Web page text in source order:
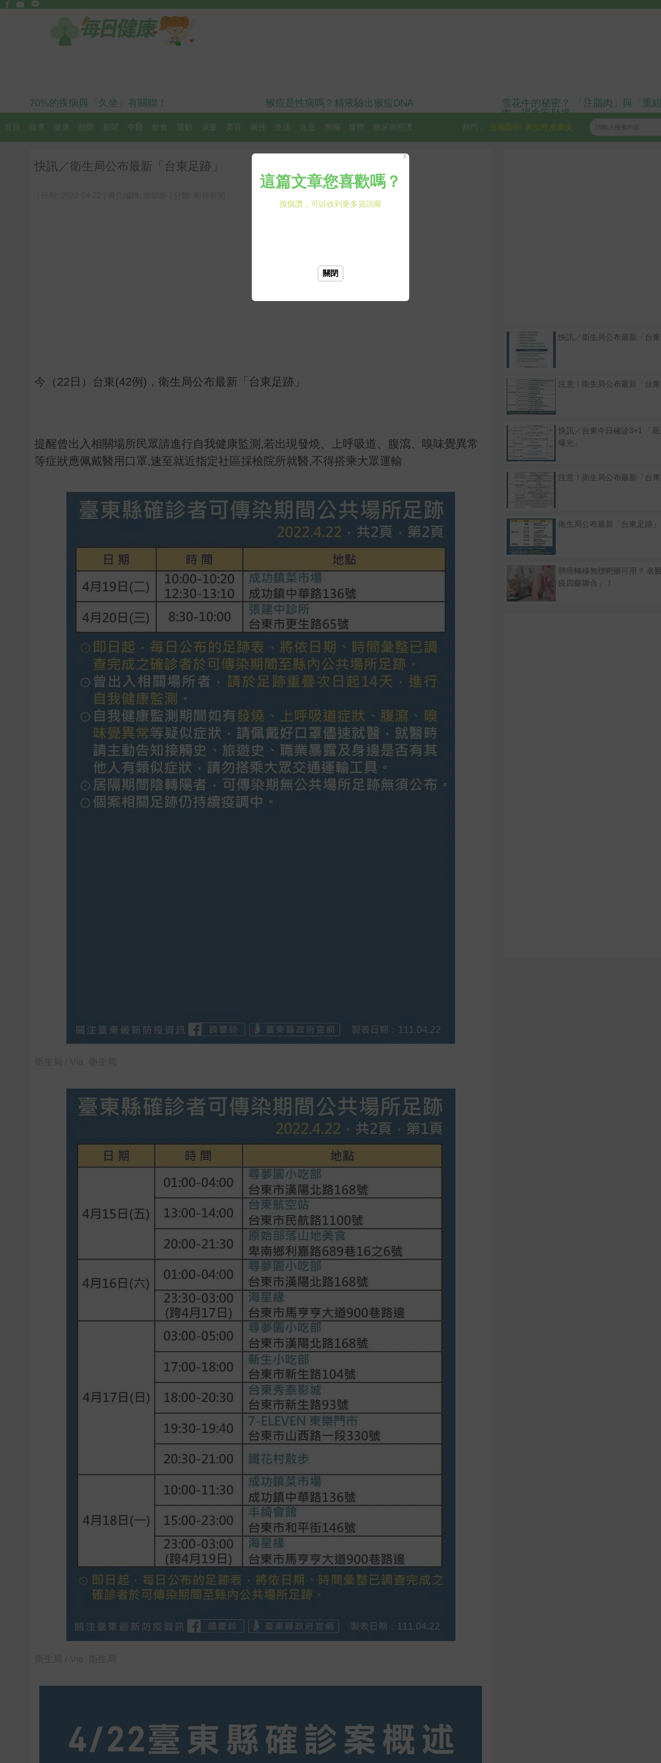
70%的疾病與「久坐」有關聯！ 猴痘是性病嗎？精液驗出猴痘DNA
雪花牛的秘密？ 「注脂肉」與「重
肉」揭食安疑慮
首頁 報導 健康 預防 新聞 中醫 飲食 運動 減重 美容 兩性 生活 迷思 專欄 媒體 糖尿病照護 異位性皮膚炎
生物製劑
熱門：
快訊／衛生局公布最新「台東足跡」
今（22日）台東(42例)，衛生局公布最新「台東足跡」
提醒曾出入相關場所民眾請進行自我健康監測,若出現發燒、上呼吸道、腹瀉、嗅味覺異常
等症狀應佩戴醫用口罩,速至就近指定社區採檢院所就醫,不得搭乘大眾運輸
快訊／衛生局公布最新「台
注意！衛生局公布最新「台
快訊／台東今日確診3+1 「
曝光」
注意！衛生局公布最新「台
衛生局公布最新「台東足跡」
肺癌轉移無標靶藥可用？ 名
疫四藥聯合」！
X
關閉